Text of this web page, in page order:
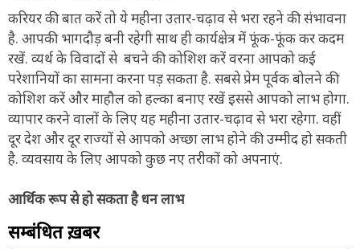
करियर की बात करें तो ये महीना उतार-चढ़ाव से भरा रहने की संभावना
है. आपकी भागदौड़ बनी रहेगी साथ ही कार्यक्षेत्र में फूंक-फूंक कर कदम
रखें. व्यर्थ के विवादों से बचने की कोशिश करें वरना आपको कई
परेशानियों का सामना करना पड़ सकता है. सबसे प्रेम पूर्वक बोलने की
कोशिश करें और माहौल को हल्का बनाए रखें इससे आपको लाभ होगा.
व्यापार करने वालों के लिए यह महीना उतार-चढ़ाव से भरा रहेगा. वहीं
दूर देश और दूर राज्यों से आपको अच्छा लाभ होने की उम्मीद हो सकती
है. व्यवसाय के लिए आपको कुछ नए तरीकों को अपनाएं.
आर्थिक रूप से हो सकता है धन लाभ
सम्बंधित ख़बरें